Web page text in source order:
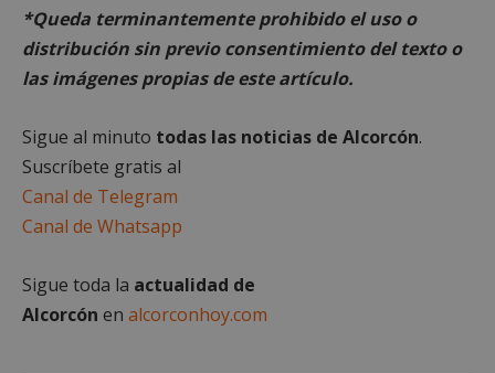
*Queda terminantemente prohibido el uso o
distribución sin previo consentimiento del texto o
las imágenes propias de este artículo.
Sigue al minuto todas las noticias de Alcorcón.
Suscríbete gratis al
Canal de Telegram
Canal de Whatsapp
Sigue toda la actualidad de
Alcorcón en alcorconhoy.com